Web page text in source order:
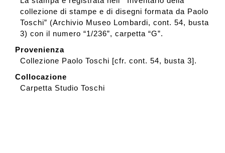
collezione di stampe e di disegni formata da Paolo
Toschi” (Archivio Museo Lombardi, cont. 54, busta
3) con il numero “1/236”, carpetta “G”.
Provenienza
Collezione Paolo Toschi [cfr. cont. 54, busta 3].
Collocazione
Carpetta Studio Toschi